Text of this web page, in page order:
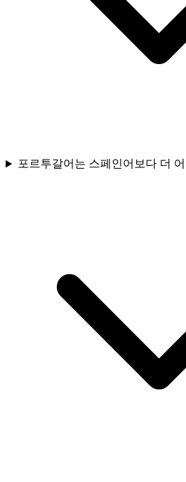
포르투갈어는 스페인어보다 더